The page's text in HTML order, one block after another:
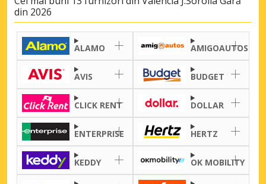
Economii de top
Accesați ofertele exclusive ale
furnizorilor noștri
Autentificare cu eLink
din 2026
ALAMO AMIGOAUTOS
AVIS BUDGET
CLICK RENT DOLLAR
ENTERPRISE HERTZ
KEDDY OK MOBILITY